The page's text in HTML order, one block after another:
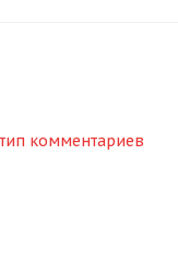
комментариев